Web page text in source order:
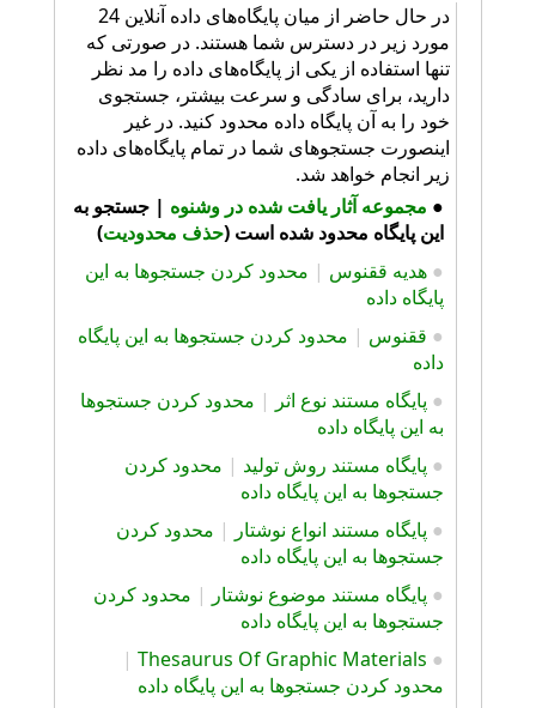
در حال حاضر از میان پایگاه‌های داده آنلاین 24
مورد زیر در دسترس شما هستند. در صورتی که
تنها استفاده از یکی از پایگاه‌های داده را مد نظر
دارید، برای سادگی و سرعت بیشتر، جستجوی
خود را به آن پایگاه داده محدود کنید. در غیر
اینصورت جستجوهای شما در تمام پایگاه‌های داده
زیر انجام خواهد شد.
● مجموعه آثار یافت شده در وشنوه | جستجو به
این پایگاه محدود شده است (حذف محدودیت)
● هديه ققنوس | محدود کردن جستجوها به این
پایگاه داده
● ققنوس | محدود کردن جستجوها به این پایگاه
داده
● پايگاه مستند نوع اثر | محدود کردن جستجوها
به این پایگاه داده
● پايگاه مستند روش توليد | محدود کردن
جستجوها به این پایگاه داده
● پايگاه مستند انواع نوشتار | محدود کردن
جستجوها به این پایگاه داده
● پايگاه مستند موضوع نوشتار | محدود کردن
جستجوها به این پایگاه داده
●
Thesaurus Of Graphic Materials
|
محدود کردن جستجوها به این پایگاه داده